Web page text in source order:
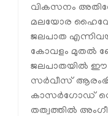
വികസനം
മലയോര ഹൈവേ,
ജലപാത
കോവളം മുതല്‍
ജലപാതയില്‍ ഈ
സര്‍വീസ്
കാസര്‍ഗോഡ്
തത്വത്തില്‍